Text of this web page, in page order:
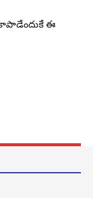
కాపాడేందుకే ఈ